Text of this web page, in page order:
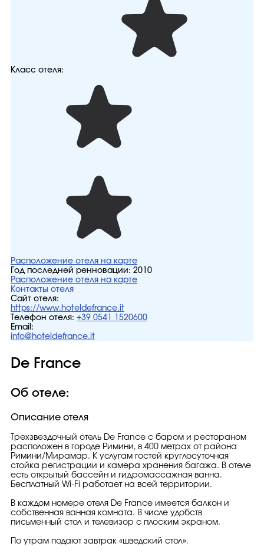
Класс отеля:
Расположение отеля на карте
Год последней ренновации: 2010
Расположение отеля на карте
Контакты отеля
Сайт отеля:
https://www.hoteldefrance.it
Телефон отеля: +39 0541 1520600
Email:
info@hoteldefrance.it
De France
Об отеле:
Описание отеля
Трехзвездочный отель De France с баром и рестораном
расположен в городе Римини, в 400 метрах от района
Римини/Мирамар. К услугам гостей круглосуточная
стойка регистрации и камера хранения багажа. В отеле
есть открытый бассейн и гидромассажная ванна.
Бесплатный Wi-Fi работает на всей территории.
В каждом номере отеля De France имеется балкон и
собственная ванная комната. В числе удобств
письменный стол и телевизор с плоским экраном.
По утрам подают завтрак «шведский стол».